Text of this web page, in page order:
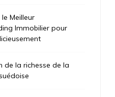
Meilleur
Immobilier pour
de la richesse de la